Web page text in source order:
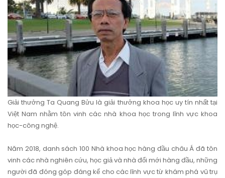
Giải thưởng Ta Quang Bửu là giải thưởng khoa học uy tín nhất tại
Việt Nam nhằm tôn vinh các nhà khoa học trong lĩnh vực khoa
học-công nghệ.
Năm 2018, danh sách 100 Nhà khoa học hàng đầu châu Á đã tôn
vinh các nhà nghiên cứu, học giả và nhà đổi mới hàng đầu, những
người đã đóng góp đáng kể cho các lĩnh vực từ khám phá vũ trụ